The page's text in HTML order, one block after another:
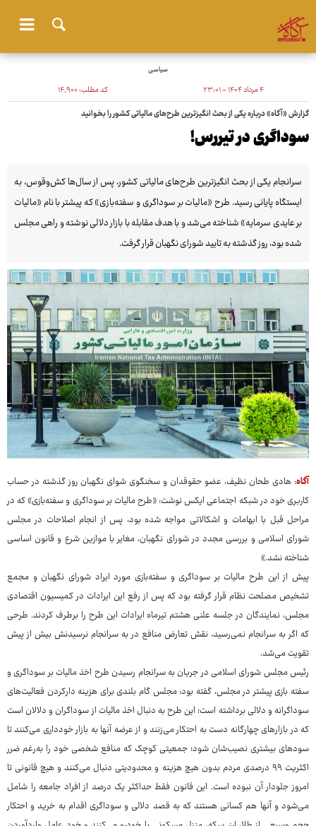
سیاسی
۴ مرداد ۱۴۰۴ - ۲۳:۰۱ کد مطلب:۱۴٬۹۰۰
گزارش «آگاه» درباره یکی از بحث انگیزترین طرح‌های مالیاتی کشور را بخوانید
سوداگری در تیررس!
سرانجام یکی از بحث انگیزترین طرح‌های مالیاتی کشور، پس از سال‌ها کش‌وقوس، به
ایستگاه پایانی رسید. طرح «مالیات بر سوداگری و سفته‌بازی» که پیشتر با نام «مالیات
بر عایدی سرمایه» شناخته می‌شد و با هدف مقابله با بازار دلالی نوشته و راهی مجلس
شده بود، روز گذشته به تایید شورای نگهبان قرار گرفت.
آگاه: هادی طحان نظیف، عضو حقوقدان و سخنگوی شوای نگهبان روز گذشته در حساب
کاربری خود در شبکه اجتماعی ایکس نوشت: «طرح مالیات بر سوداگری و سفته‌بازی» که در
مراحل قبل با ابهامات و اشکالاتی مواجه شده بود، پس از انجام اصلاحات در مجلس
شورای اسلامی و بررسی مجدد در شورای نگهبان، مغایر با موازین شرع و قانون اساسی
شناخته نشد.»
پیش از این طرح مالیات بر سوداگری و سفته‌بازی مورد ایراد شورای نگهبان و مجمع
تشخیص مصلحت نظام قرار گرفته بود که پس از رفع این ایرادات در کمیسیون اقتصادی
مجلس، نمایندگان در جلسه علنی هشتم تیرماه ایرادات این طرح را برطرف کردند. طرحی
که اگر به سرانجام نمی‌رسید، نقش تعارض منافع در به سرانجام نرسیدنش بیش از پیش
تقویت می‌شد.
رئیس مجلس شورای اسلامی در جریان به سرانجام رسیدن طرح اخذ مالیات بر سوداگری و
سفته بازی پیشتر در مجلس، گفته بود: مجلس گام بلندی برای هزینه دارکردن فعالیت‌های
سوداگرانه و دلالی برداشته است؛ این طرح به دنبال اخذ مالیات از سوداگران و دلالان است
که در بازارهای چهارگانه دست به احتکار می‌زنند و از عرضه آنها به بازار خودداری می‌کنند تا
سودهای بیشتری نصیب‌شان شود؛ جمعیتی کوچک که منافع شخصی خود را به‌رغم ضرر
اکثریت ۹۹ درصدی مردم بدون هیچ هزینه و محدودیتی دنبال می‌کنند و هیچ قانونی تا
امروز جلودار آن نبوده است. این قانون فقط حداکثر یک درصد از افراد جامعه را شامل
می‌شود و آنها هم کسانی هستند که به قصد دلالی و سوداگری اقدام به خرید و احتکار